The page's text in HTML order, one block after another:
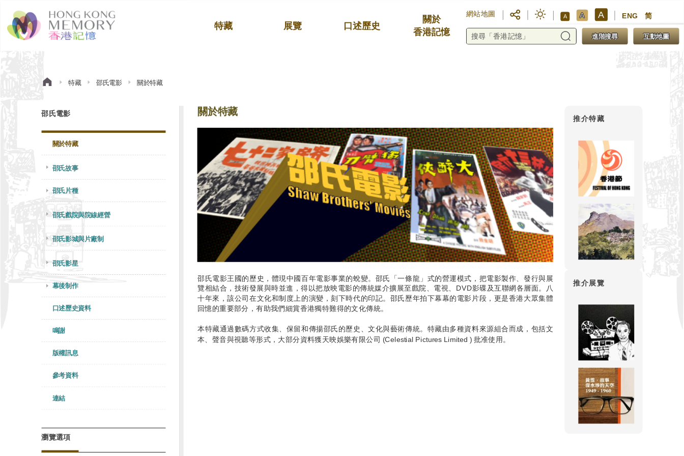
特藏 展覽 口述歷史
關於
香港記憶
網站地圖 A A A ENG 简
進階搜尋 互動地圖
特藏 邵氏電影 關於特藏
邵氏電影
關於特藏
邵氏故事
邵氏片種
邵氏戲院與院線經營
邵氏影城與片廠制
邵氏影星
幕後制作
口述歷史資料
鳴謝
版權訊息
參考資料
連結
瀏覽選項
關於特藏
邵氏電影王國的歷史，體現中國百年電影事業的蛻變。邵氏「一條龍」式的營運模式，把電影製作、發行與展
覽相結合，技術發展與時並進，得以把放映電影的傳統媒介擴展至戲院、電視、DVD影碟及互聯網各層面。八
十年來，該公司在文化和制度上的演變，刻下時代的印記。邵氏歷年拍下幕幕的電影片段，更是香港大眾集體
回憶的重要部分，有助我們細賞香港獨特難得的文化傳統。
本特藏通過數碼方式收集、保留和傳揚邵氏的歷史、文化與藝術傳統。特藏由多種資料來源組合而成，包括文
本、聲音與視聽等形式，大部分資料獲天映娛樂有限公司 (Celestial Pictures Limited ) 批准使用。
推介特藏
推介展覽